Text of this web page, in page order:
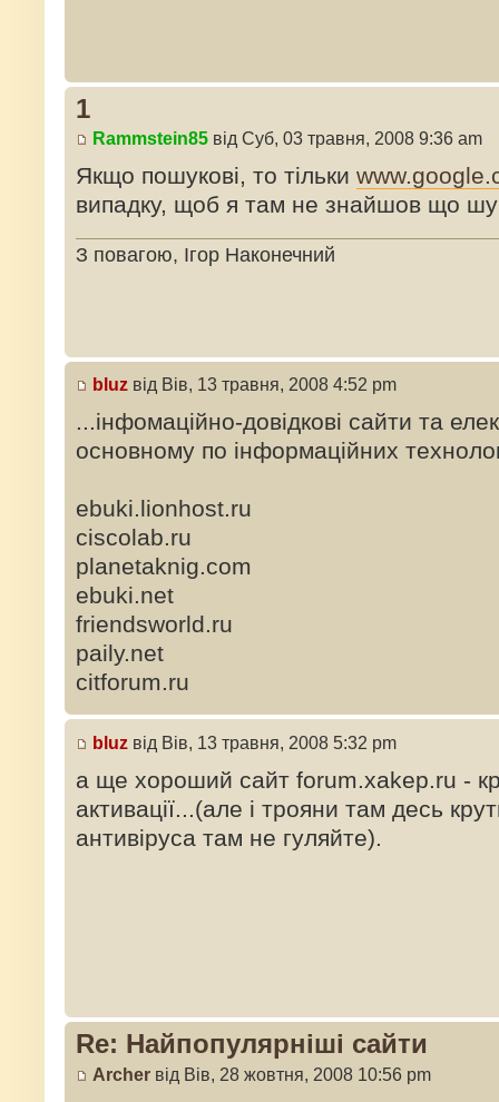
1
Rammstein85 від Суб, 03 травня, 2008 9:36 am
Якщо пошукові, то тільки
випадку, щоб я там не знайшов що
З повагою, Ігор Наконечний
bluz від Вів, 13 травня, 2008 4:52 pm
...інфомаційно-довідкові сайти та
основному по інформаційних
ebuki.lionhost.ru
ciscolab.ru
planetaknig.com
ebuki.net
friendsworld.ru
paily.net
citforum.ru
bluz від Вів, 13 травня, 2008 5:32 pm
а ще хороший сайт forum.xakep.ru -
активації...(але і трояни там десь
антивіруса там не гуляйте).
Re: Найпопулярніші сайти
Archer від Вів, 28 жовтня, 2008 10:56 pm